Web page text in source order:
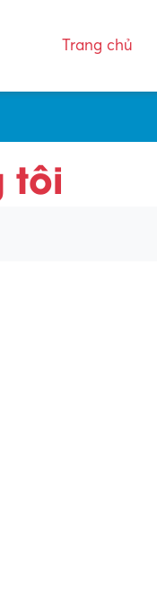
Trang chủ
tôi